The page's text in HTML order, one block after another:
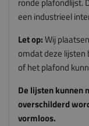
ronde plafondlijst.
een industrieel
Let op:Wij
omdat deze
of het plafond
De lijsten kunnen
overschilderd
vormloos.